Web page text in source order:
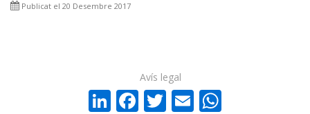
Publicat el 20 Desembre 2017
LinkedIn
Facebook
Twitter
Email
Avís legal